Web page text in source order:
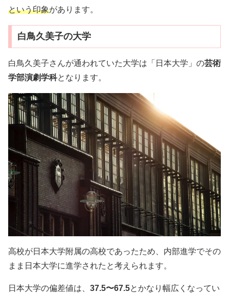
という印象があります。
白鳥久美子の大学
白鳥久美子さんが通われていた大学は「日本大学」の芸術
学部演劇学科となります。
高校が日本大学附属の高校であったため、内部進学でその
まま日本大学に進学されたと考えられます。
日本大学の偏差値は、 37.5〜67.5とかなり幅広くなってい